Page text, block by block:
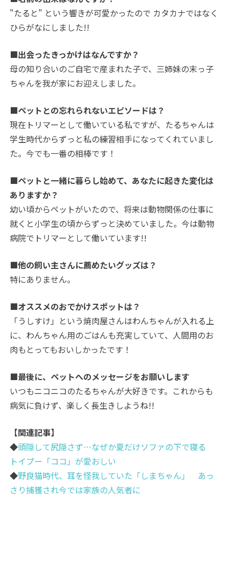
"たると" という響きが可愛かったので カタカナではなく
ひらがなにしました!!
■出会ったきっかけはなんですか？
母の知り合いのご自宅で産まれた子で、三姉妹の末っ子
ちゃんを我が家にお迎えしました。
■ペットとの忘れられないエピソードは？
現在トリマーとして働いている私ですが、たるちゃんは
学生時代からずっと私の練習相手になってくれていまし
た。今でも一番の相棒です！
■ペットと一緒に暮らし始めて、あなたに起きた変化は
ありますか？
幼い頃からペットがいたので、将来は動物関係の仕事に
就くと小学生の頃からずっと決めていました。今は動物
病院でトリマーとして働いています!!
■他の飼い主さんに薦めたいグッズは？
特にありません。
■オススメのおでかけスポットは？
「うしすけ」という焼肉屋さんはわんちゃんが入れる上
に、わんちゃん用のごはんも充実していて、人間用のお
肉もとってもおいしかったです！
■最後に、ペットへのメッセージをお願いします
いつもニコニコのたるちゃんが大好きです。これからも
病気に負けず、楽しく長生きしようね!!
【関連記事】
◆頭隠して尻隠さず…なぜか夏だけソファの下で寝る
トイプー「ココ」が愛おしい
◆野良猫時代、耳を怪我していた「しまちゃん」 あっ
さり捕獲され今では家族の人気者に